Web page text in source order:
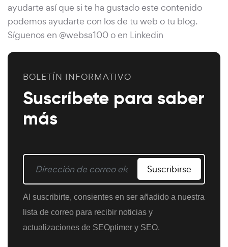
ayudarte así que si te ha gustado este contenido
podemos ayudarte con los de tu web o tu blog.
Síguenos en @websa100 o en Linkedin
BOLETÍN INFORMATIVO
Suscríbete para saber
más
Suscribirse
Al suscribirte, consientes en ser añadido a nuestra
lista de correo para recibir noticias y
actualizaciones de SEOptimer y SEO.